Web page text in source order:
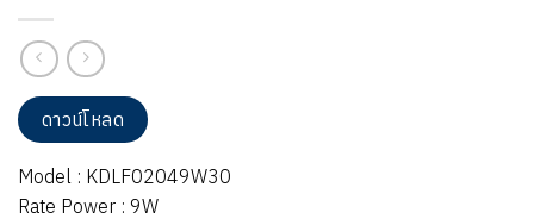
ดาวน์โหลด
Model : KDLF02049W30
Rate Power : 9W